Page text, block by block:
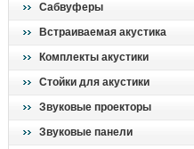
Сабвуферы
Встраиваемая акустика
Комплекты акустики
Стойки для акустики
Звуковые проекторы
Звуковые панели